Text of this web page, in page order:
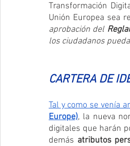
Transformación
Unión Europea sea
aprobación del
los ciudadanos
CARTERA DE
Tal y como se venía
Europe), la nueva
digitales que harán
demás atributos